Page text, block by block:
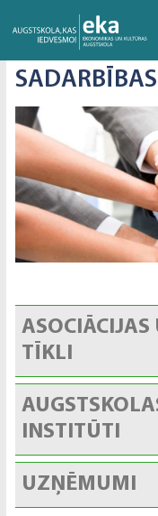
TĪKLI
INSTITŪTI
UZŅĒMUMI